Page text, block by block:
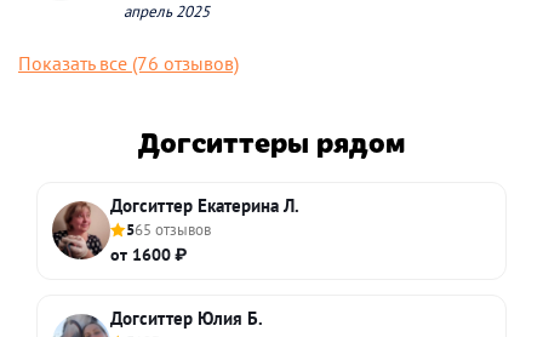
апрель 2025
Показать все (76 отзывов)
Догситтеры рядом
Догситтер Екатерина Л.
565 отзывов
от 1600 ₽
Догситтер Юлия Б.